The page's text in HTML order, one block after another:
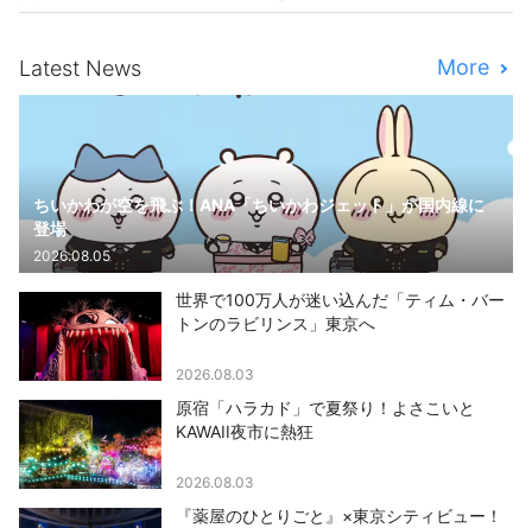
Latest News More
ちいかわが空を飛ぶ！ANA「ちいかわジェット」が国内線に
登場
2026.08.05
世界で100万人が迷い込んだ「ティム・バー
トンのラビリンス」東京へ
2026.08.03
原宿「ハラカド」で夏祭り！よさこいと
KAWAII夜市に熱狂
2026.08.03
『薬屋のひとりごと』×東京シティビュー！